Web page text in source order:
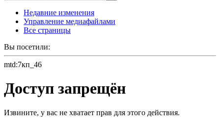
Недавние изменения
Управление медиафайлами
Все страницы
Вы посетили:
mtd:7кп_46
Доступ запрещён
Извините, у вас не хватает прав для этого действия.